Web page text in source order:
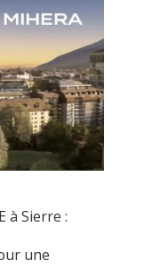
à Sierre :
une